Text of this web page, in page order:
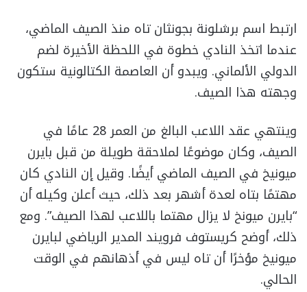
ارتبط اسم برشلونة بجونثان تاه منذ الصيف الماضي،
عندما اتخذ النادي خطوة في اللحظة الأخيرة لضم
الدولي الألماني. ويبدو أن العاصمة الكتالونية ستكون
وجهته هذا الصيف.
وينتهي عقد اللاعب البالغ من العمر 28 عامًا في
الصيف، وكان موضوعًا لملاحقة طويلة من قبل بايرن
ميونيخ في الصيف الماضي أيضًا. وقيل إن النادي كان
مهتمًا بتاه لعدة أشهر بعد ذلك، حيث أعلن وكيله أن
“بايرن ميونخ لا يزال مهتما باللاعب لهذا الصيف”. ومع
ذلك، أوضح كريستوف فرويند المدير الرياضي لبايرن
ميونيخ مؤخرًا أن تاه ليس في أذهانهم في الوقت
الحالي.